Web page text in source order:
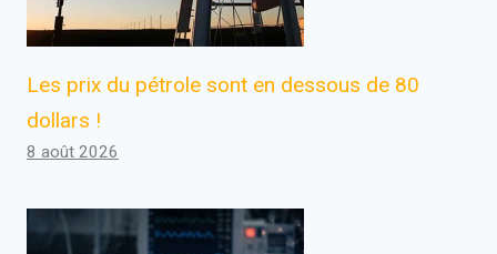
Les prix du pétrole sont en dessous de 80
dollars !
8 août 2026